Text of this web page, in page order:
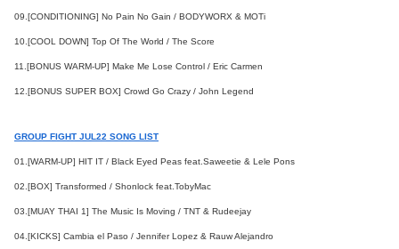
09.[CONDITIONING] No Pain No Gain / BODYWORX & MOTi
10.[COOL DOWN] Top Of The World / The Score
11.[BONUS WARM-UP] Make Me Lose Control / Eric Carmen
12.[BONUS SUPER BOX] Crowd Go Crazy / John Legend
GROUP FIGHT JUL22 SONG LIST
01.[WARM-UP] HIT IT / Black Eyed Peas feat.Saweetie & Lele Pons
02.[BOX] Transformed / Shonlock feat.TobyMac
03.[MUAY THAI 1] The Music Is Moving / TNT & Rudeejay
04.[KICKS] Cambia el Paso / Jennifer Lopez & Rauw Alejandro